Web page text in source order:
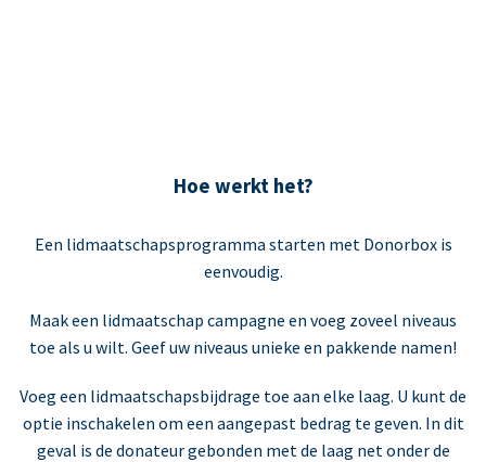
Hoe werkt het?
Een lidmaatschapsprogramma starten met Donorbox is
eenvoudig.
Maak een lidmaatschap campagne en voeg zoveel niveaus
toe als u wilt. Geef uw niveaus unieke en pakkende namen!
Voeg een lidmaatschapsbijdrage toe aan elke laag. U kunt de
optie inschakelen om een aangepast bedrag te geven. In dit
geval is de donateur gebonden met de laag net onder de